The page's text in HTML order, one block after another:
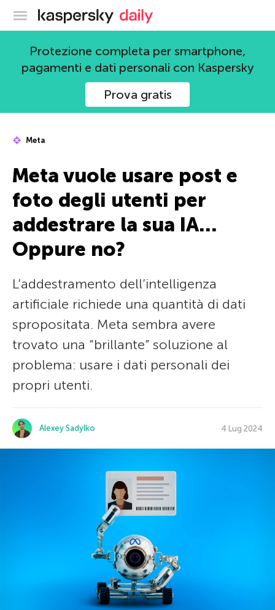
Blog ufficiale di Kaspersky
Protezione completa per smartphone,
pagamenti e dati personali con Kaspersky
Prova gratis
Meta
Meta vuole usare post e
foto degli utenti per
addestrare la sua IA…
Oppure no?
L’addestramento dell’intelligenza
artificiale richiede una quantità di dati
spropositata. Meta sembra avere
trovato una “brillante” soluzione al
problema: usare i dati personali dei
propri utenti.
Alexey Sadylko 4 Lug 2024